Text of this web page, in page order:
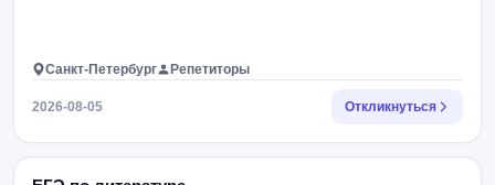
Санкт-Петербург Репетиторы
2026-08-05 Откликнуться